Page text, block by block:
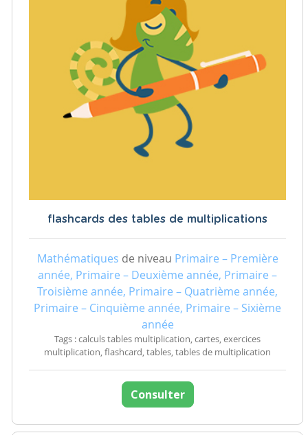
flashcards des tables de multiplications
Mathématiques de niveau Primaire – Première
année, Primaire – Deuxième année, Primaire –
Troisième année, Primaire – Quatrième année,
Primaire – Cinquième année, Primaire – Sixième
année
Tags : calculs tables multiplication, cartes, exercices
multiplication, flashcard, tables, tables de multiplication
Consulter